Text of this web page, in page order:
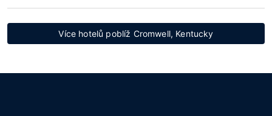
Více hotelů poblíž Cromwell, Kentucky